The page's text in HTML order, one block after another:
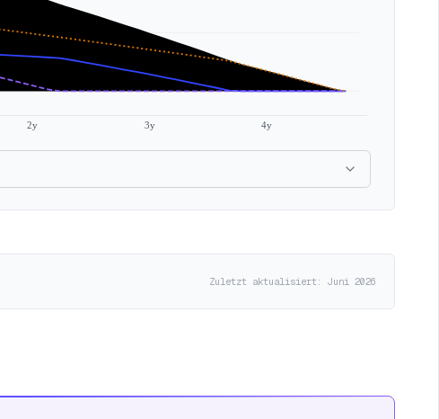
2y 3y 4y
Zuletzt aktualisiert: Juni 2026